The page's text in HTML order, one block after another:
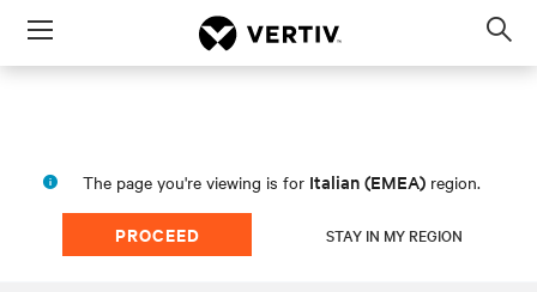
Menu
The page you're viewing is for Italian (EMEA) region.
PROCEED STAY IN MY REGION